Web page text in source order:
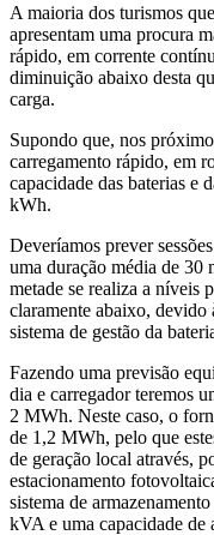
A maioria dos turismos
apresentam uma procura
rápido, em corrente
diminuição abaixo desta
carga.
Supondo que, nos
carregamento rápido, em
capacidade das baterias e
kWh.
Deveríamos prever
uma duração média de 30
metade se realiza a níveis
claramente abaixo, devido
sistema de gestão da
Fazendo uma previsão
dia e carregador teremos
2 MWh. Neste caso, o
de 1,2 MWh, pelo que
de geração local através,
estacionamento
sistema de
kVA e uma capacidade de